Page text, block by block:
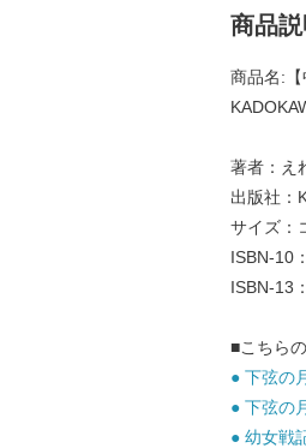
商品説
商品名:
著者：え
出版社：
サイズ：
ISBN-10
ISBN-13
■こちら
● 下弦の
● 下弦の
● 幼女戦